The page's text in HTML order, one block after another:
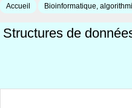
Accueil Bioinformatique,
Structures de